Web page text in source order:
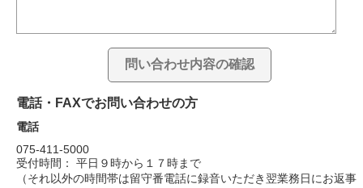
電話・FAXでお問い合わせの方
電話
075-411-5000
受付時間： 平日９時から１７時まで
（それ以外の時間帯は留守番電話に録音いただき翌業務日にお返事